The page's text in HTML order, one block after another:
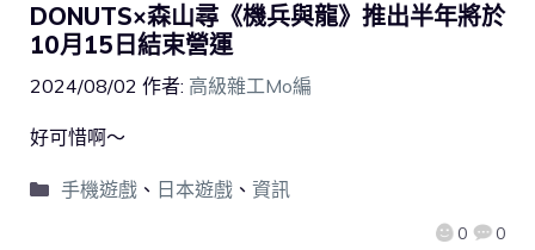
DONUTS×森山尋《機兵與龍》推出半年將於
10月15日結束營運
2024/08/02 作者: 高級雜工Mo編
0 0
好可惜啊～
手機遊戲、 日本遊戲、 資訊